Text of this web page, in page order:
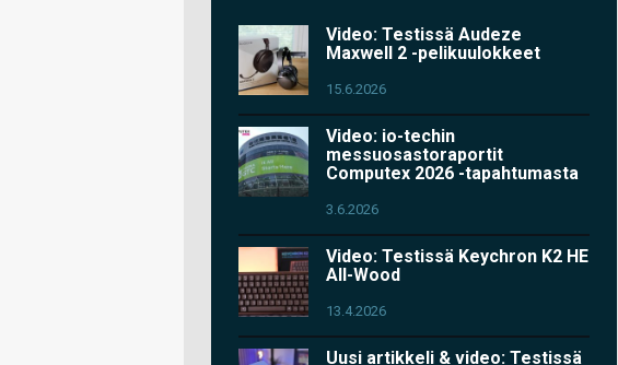
Video: Testissä Audeze
Maxwell 2 -pelikuulokkeet
15.6.2026
Video: io-techin
messuosastoraportit
Computex 2026 -tapahtumasta
3.6.2026
Video: Testissä Keychron K2 HE
All-Wood
13.4.2026
Uusi artikkeli & video: Testissä